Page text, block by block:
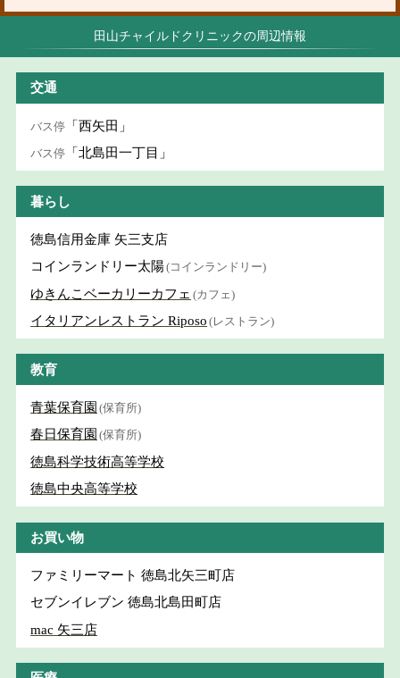
田山チャイルドクリニックの周辺情報
交通
バス停 「西矢田」
バス停 「北島田一丁目」
暮らし
徳島信用金庫 矢三支店
コインランドリー太陽(コインランドリー)
ゆきんこベーカリーカフェ (カフェ)
イタリアンレストラン Riposo (レストラン)
教育
青葉保育園 (保育所)
春日保育園 (保育所)
徳島科学技術高等学校
徳島中央高等学校
お買い物
ファミリーマート 徳島北矢三町店
セブンイレブン 徳島北島田町店
mac 矢三店